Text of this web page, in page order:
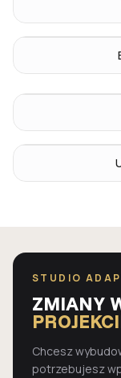
STUDIO
ZMIANY
Chcesz
potrzebujesz